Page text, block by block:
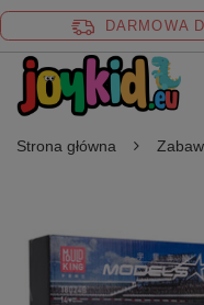
DARMOWA
Strona główna